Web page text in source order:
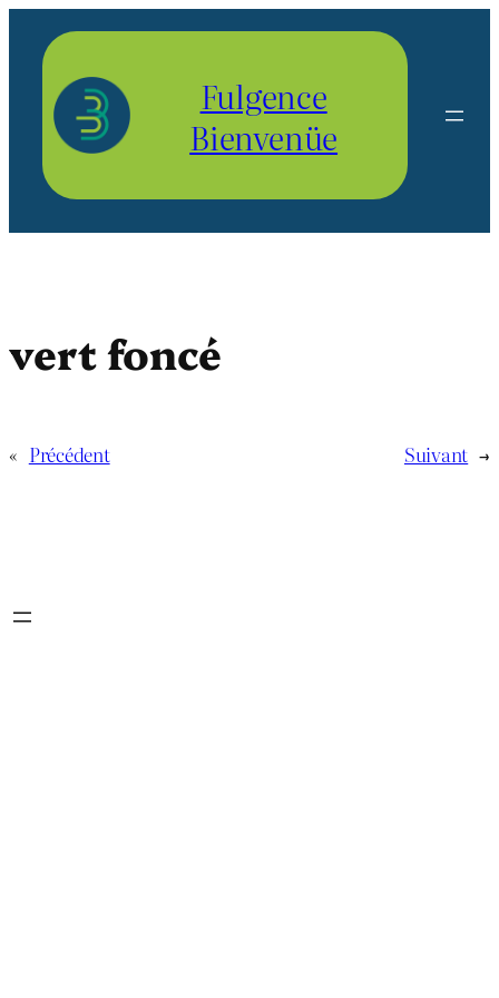
contenu
Fulgence
Bienvenüe
vert foncé
« Précédent Suivant →